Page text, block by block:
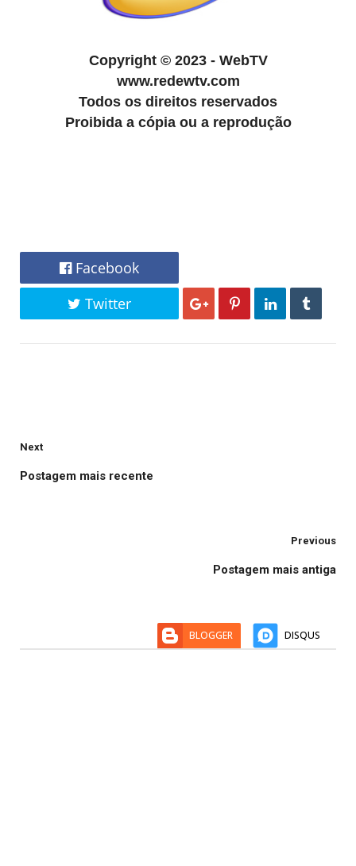
Copyright © 2023 - WebTV
www.redewtv.com
Todos os direitos reservados
Proibida a cópia ou a reprodução
Facebook
Twitter
Next
Postagem mais recente
Previous
Postagem mais antiga
BLOGGER DISQUS